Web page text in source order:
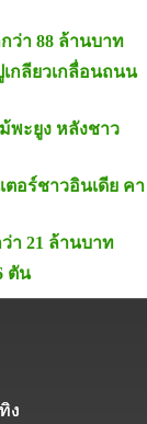
ว่า 88 ล้านบาท
กลียวเกลื่อนถนน
พะยูง หลังชาว
ตอร์ชาวอินเดีย คา
า 21 ล้านบาท
ตัน
ง